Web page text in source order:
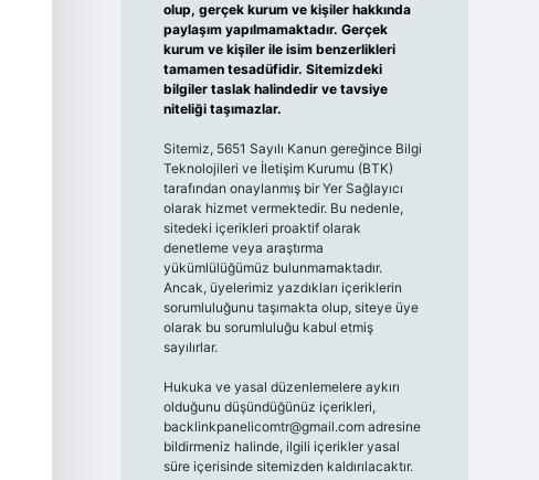
olup, gerçek kurum ve kişiler hakkında
paylaşım yapılmamaktadır. Gerçek
kurum ve kişiler ile isim benzerlikleri
tamamen tesadüfidir. Sitemizdeki
bilgiler taslak halindedir ve tavsiye
niteliği taşımazlar.
Sitemiz, 5651 Sayılı Kanun gereğince Bilgi
Teknolojileri ve İletişim Kurumu (BTK)
tarafından onaylanmış bir Yer Sağlayıcı
olarak hizmet vermektedir. Bu nedenle,
sitedeki içerikleri proaktif olarak
denetleme veya araştırma
yükümlülüğümüz bulunmamaktadır.
Ancak, üyelerimiz yazdıkları içeriklerin
sorumluluğunu taşımakta olup, siteye üye
olarak bu sorumluluğu kabul etmiş
sayılırlar.
Hukuka ve yasal düzenlemelere aykırı
olduğunu düşündüğünüz içerikleri,
backlinkpanelicomtr@gmail.comadresine
bildirmeniz halinde, ilgili içerikler yasal
süre içerisinde sitemizden kaldırılacaktır.